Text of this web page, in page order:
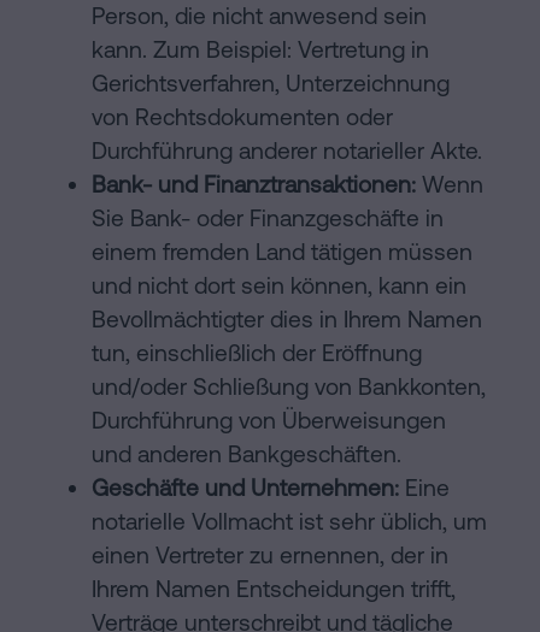
Person, die nicht anwesend sein
kann. Zum Beispiel: Vertretung in
Gerichtsverfahren, Unterzeichnung
von Rechtsdokumenten oder
Durchführung anderer notarieller Akte.
Bank- und Finanztransaktionen: Wenn
Sie Bank- oder Finanzgeschäfte in
einem fremden Land tätigen müssen
und nicht dort sein können, kann ein
Bevollmächtigter dies in Ihrem Namen
tun, einschließlich der Eröffnung
und/oder Schließung von Bankkonten,
Durchführung von Überweisungen
und anderen Bankgeschäften.
Geschäfte und Unternehmen: Eine
notarielle Vollmacht ist sehr üblich, um
einen Vertreter zu ernennen, der in
Ihrem Namen Entscheidungen trifft,
Verträge unterschreibt und tägliche